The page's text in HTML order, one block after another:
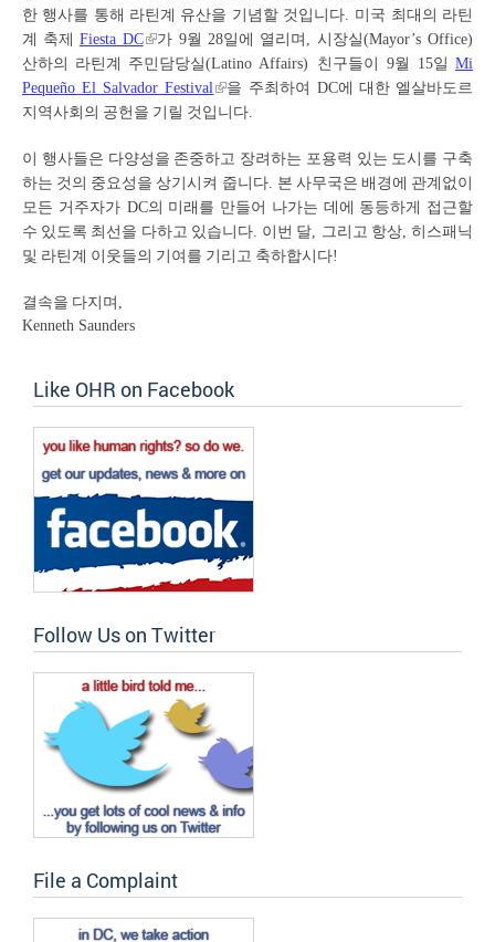
한 행사를 통해 라틴계 유산을 기념할 것입니다 미국 최대의 라틴
계 축제 Fiesta DC 가9월 28일에 열리며 ,시장실(Mayor’s Office)
산하의 라틴계 주민담당실(Latino Affairs) 친구들이 9월 15일 Mi
Pequeño El Salvador Festival
을 주최하여 DC에 대한 엘살바도르
지역사회의 공헌을 기릴 것입니다
이 행사들은 다양성을 존중하고 장려하는 포용력 있는 도시를 구축
하는 것의 중요성을 상기시켜 줍니다. 본 사무국은 배경에 관계없이
모든 거주자가DC의 미래를 만들어 나가는 데에 동등하게 접근할
수 있도록 최선을 다하고 있습니다. 이번 달 그리고 항상,히스패닉
및 라틴계 이웃들의 기여를 기리고 축하합시다!
결속을 다지며
Kenneth Saunders
Like OHR on Facebook
Follow Us on Twitter
File a Complaint